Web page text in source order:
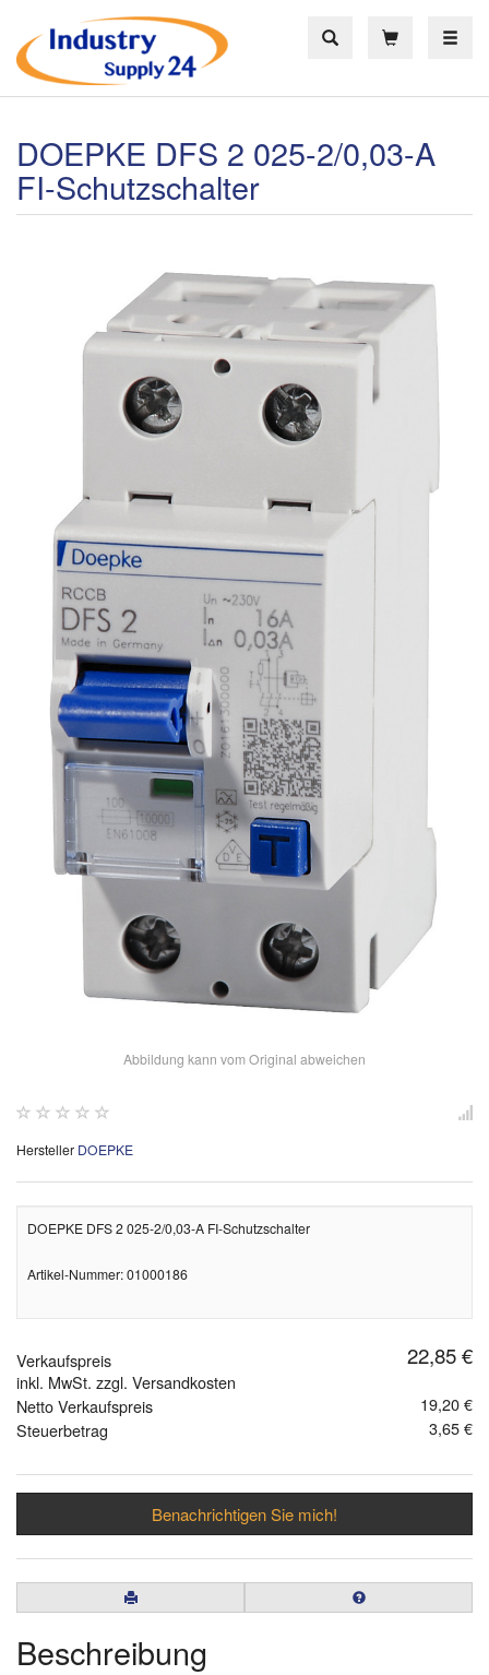
DOEPKE DFS 2 025-2/0,03-A
FI-Schutzschalter
Abbildung kann vom Original abweichen
Hersteller DOEPKE
DOEPKE DFS 2 025-2/0,03-A FI-Schutzschalter
Artikel-Nummer: 01000186
Verkaufspreis 22,85 €
inkl. MwSt. zzgl. Versandkosten
Netto Verkaufspreis
19,20 €
Steuerbetrag
3,65 €
Benachrichtigen Sie mich!
Beschreibung